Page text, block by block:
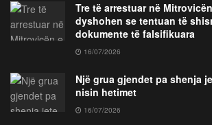
Tre të arrestuar në
dyshohen se tentuan të
dokumente të falsifikuara
16/07/2026
Një grua gjendet pa shenja
nisin hetimet
16/07/2026